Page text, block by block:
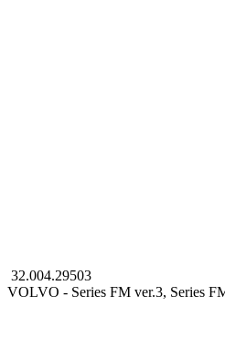
32.004.29503
VOLVO - Series FM ver.3, Series